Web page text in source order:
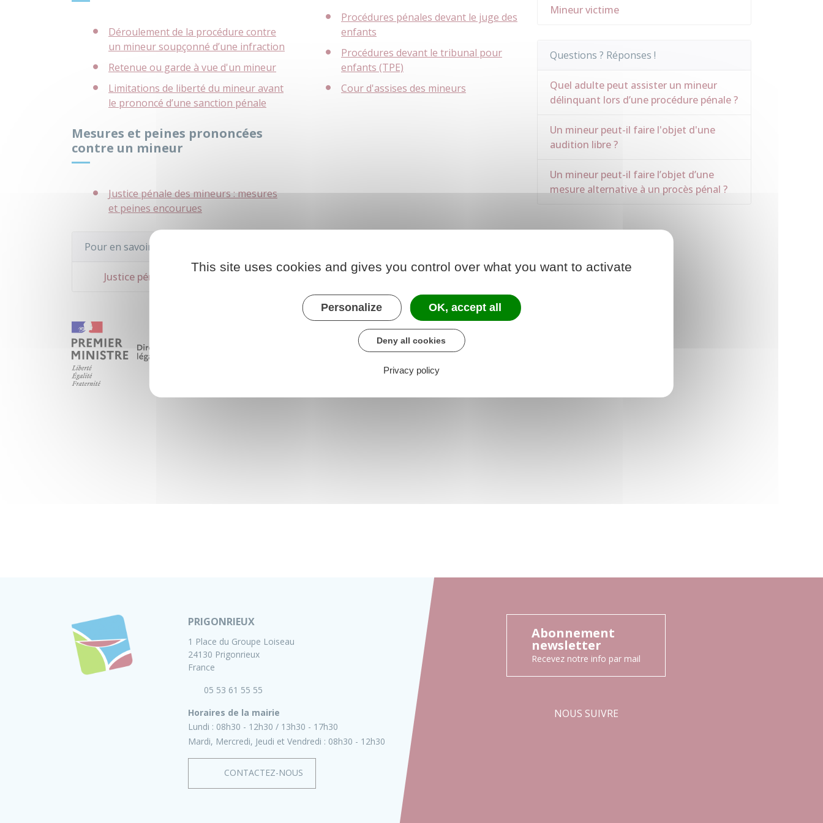
Déroulement de la procédure contre
un mineur soupçonné d’une infraction
Retenue ou garde à vue d'un mineur
Limitations de liberté du mineur avant
le prononcé d’une sanction pénale
Procédures pénales devant le juge des
enfants
Procédures devant le tribunal pour
enfants (TPE)
Cour d'assises des mineurs
Mesures et peines prononcées
contre un mineur
Justice pénale des mineurs : mesures
et peines encourues
Pour en savoir plus
Justice pénale des mineurs
Mineur victime
Questions ? Réponses !
Quel adulte peut assister un mineur
délinquant lors d’une procédure pénale ?
Un mineur peut-il faire l'objet d'une
audition libre ?
Un mineur peut-il faire l’objet d’une
mesure alternative à un procès pénal ?
PRIGONRIEUX
1 Place du Groupe Loiseau
24130 Prigonrieux
France
05 53 61 55 55
Horaires de la mairie
Lundi : 08h30 - 12h30
13h30 - 17h30
Mardi, Mercredi, Jeudi et Vendredi : 08h30 - 12h30
CONTACTEZ-NOUS
Abonnement
newsletter
Recevez notre info par mail
NOUS SUIVRE
This site uses cookies and gives you control over what you want to activate
Personalize OK, accept all
Deny all cookies
Privacy policy